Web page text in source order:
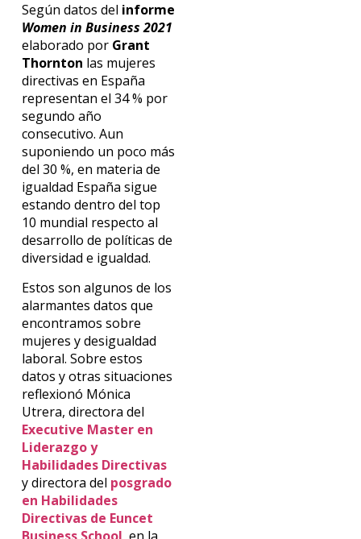
Según datos del informe
Women in Business 2021
elaborado por Grant
Thornton las mujeres
directivas en España
representan el 34 % por
segundo año
consecutivo. Aun
suponiendo un poco más
del 30 %, en materia de
igualdad España sigue
estando dentro del top
10 mundial respecto al
desarrollo de políticas de
diversidad e igualdad.
Estos son algunos de los
alarmantes datos que
encontramos sobre
mujeres y desigualdad
laboral. Sobre estos
datos y otras situaciones
reflexionó Mónica
Utrera, directora del
Executive Master en
Liderazgo y
Habilidades Directivas
y directora del posgrado
en Habilidades
Directivas de Euncet
Business School , en la